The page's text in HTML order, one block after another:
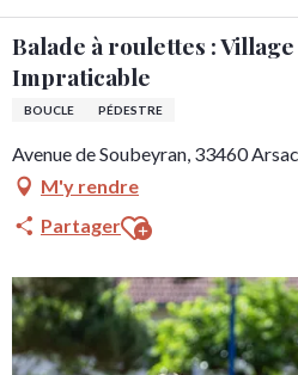
Balade à roulettes :
Impraticable
BOUCLE PÉDESTRE
Avenue de Soubeyran, 33460 Arsac
M'y rendre
PartagerAjouter aux favoris